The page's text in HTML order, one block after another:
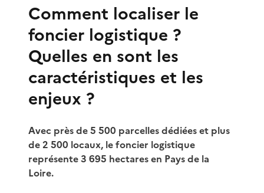
Comment localiser le
foncier logistique ?
Quelles en sont les
caractéristiques et les
enjeux ?
Avec près de 5 500 parcelles dédiées et plus
de 2 500 locaux, le foncier logistique
représente 3 695 hectares en Pays de la
Loire.